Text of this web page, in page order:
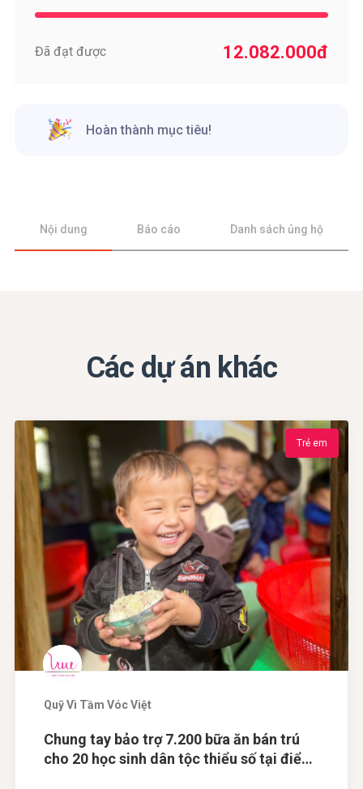
Đã đạt được 12.082.000đ
Hoàn thành mục tiêu!
Nội dung Báo cáo Danh sách ủng hộ
Các dự án khác
Trẻ em
Quỹ Vì Tầm Vóc Việt
Chung tay bảo trợ 7.200 bữa ăn bán trú
cho 20 học sinh dân tộc thiểu số tại điểm